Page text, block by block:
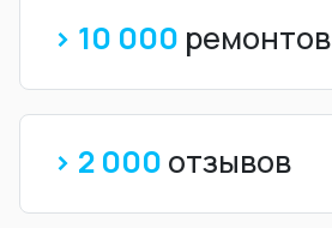
> 10 000 ремонтов
> 2 000 отзывов